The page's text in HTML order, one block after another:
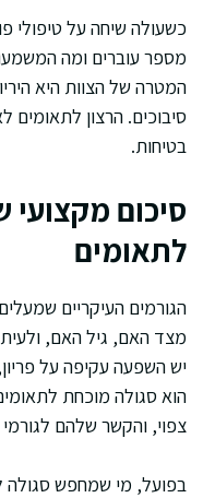
כשעולה שיחה על טיפולי
מספר עוברים ומה
המטרה של הצוות היא
סיבוכים. הרצון
בטיחות.
סיכום
לתאומים
הגורמים העיקריים
מצד האם, גיל האם,
יש השפעה עקיפה על
הוא סגולה מוכחת
צפוי, והקשר שלהם
בפועל, מי שמחפש סגולה